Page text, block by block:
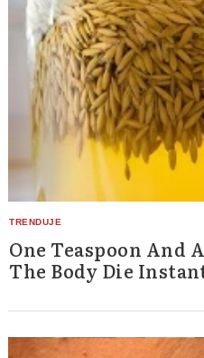
One Teaspoon And
The Body Die